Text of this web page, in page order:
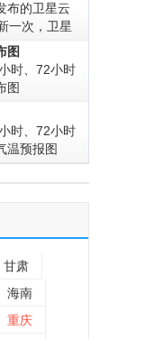
布的卫星云
一次，卫星
图
时、72小时
图
时、72小时
温预报图
甘肃
海南
重庆